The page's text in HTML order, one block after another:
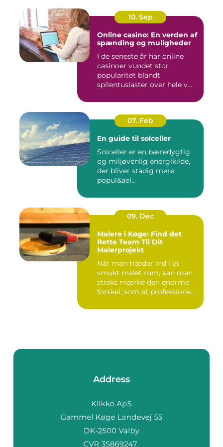
10. Sep
Online casino: En verden af
spænding og muligheder
I de seneste år har online
casinoer vundet stor
popularitet blandt
spilentusiaster over hele v...
07. Feb
En guide til solceller
Solceller er en bæredygtig
og miljøvenlig energikilde,
der bliver stadig mere
popul&ael...
09. Dec
Malere i Køge: Find det
Rette Team Til Dit
Malerprojekt
Når man træder ind i et
smukt malet rum, kan man
straks mærke den enorme
forskel, som et professione...
Address